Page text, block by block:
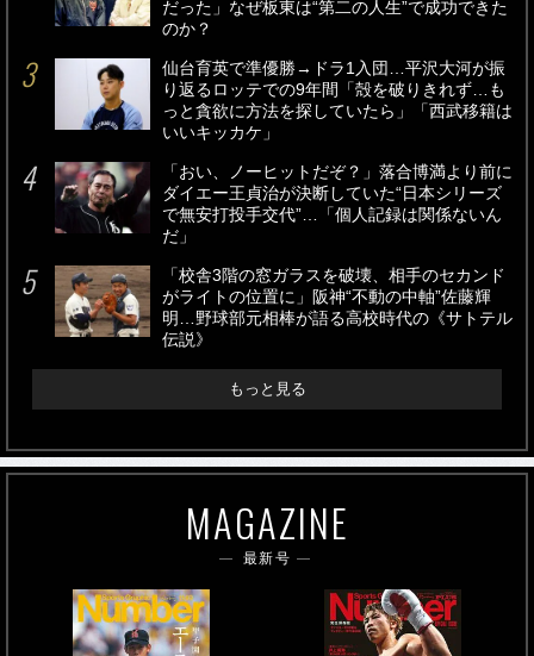
だった」なぜ板東は“第二の人生”で成功できた
のか？
仙台育英で準優勝→ドラ1入団…平沢大河が振
り返るロッテでの9年間「殻を破りきれず…も
っと貪欲に方法を探していたら」「西武移籍は
いいキッカケ」
「おい、ノーヒットだぞ？」落合博満より前に
ダイエー王貞治が決断していた“日本シリーズ
で無安打投手交代”…「個人記録は関係ないん
だ」
「校舎3階の窓ガラスを破壊、相手のセカンド
がライトの位置に」阪神“不動の中軸”佐藤輝
明…野球部元相棒が語る高校時代の《サトテル
伝説》
もっと見る
MAGAZINE
最新号